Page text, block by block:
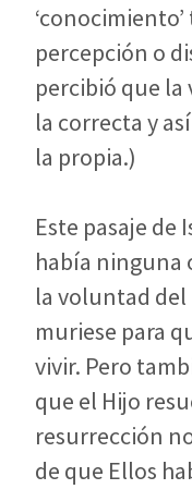
percepción o
percibió que la
la correcta y
la propia.)
Este pasaje de
había ninguna
la voluntad del
muriese para
vivir. Pero
que el Hijo
resurrección
de que Ellos